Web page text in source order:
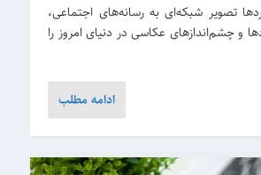
تصویر شبکه‌ای به رسانه‌های اجتماعی،
و چشم‌اندازهای عکاسی در دنیای امروز را
ادامه مطلب